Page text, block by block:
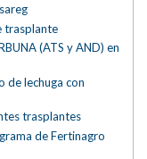
trasplante
(ATS y AND) en
de lechuga con
trasplantes
de Fertinagro